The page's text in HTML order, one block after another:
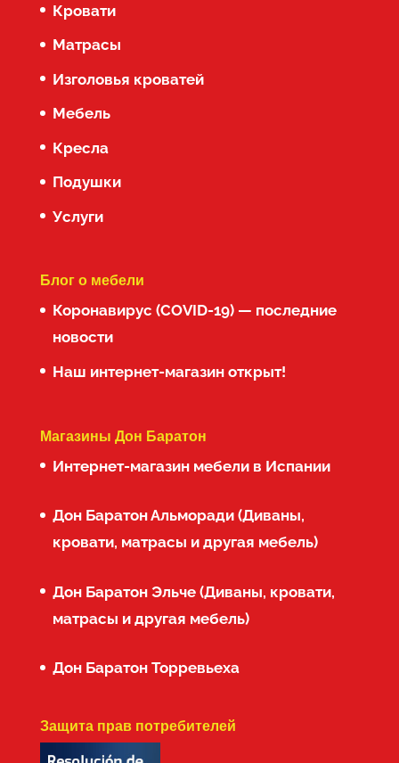
Кровати
Матрасы
Изголовья кроватей
Мебель
Кресла
Подушки
Услуги
Блог о мебели
Коронавирус (COVID-19) — последние
новости
Наш интернет-магазин открыт!
Магазины Дон Баратон
Интернет-магазин мебели в Испании
Дон Баратон Альморади (Диваны,
кровати, матрасы и другая мебель)
Дон Баратон Эльче (Диваны, кровати,
матрасы и другая мебель)
Дон Баратон Торревьеха
Защита прав потребителей